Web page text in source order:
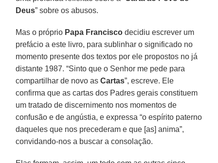
Deus” sobre os abusos.
Mas o próprio Papa Francisco decidiu escrever um
prefácio a este livro, para sublinhar o significado no
momento presente dos textos por ele propostos no já
distante 1987. “Sinto que o Senhor me pede para
compartilhar de novo asCartas”, escreve. Ele
confirma que as cartas dos Padres gerais constituem
um tratado de discernimento nos momentos de
confusão e de angústia, e expressa “o espírito paterno
daqueles que nos precederam e que [as] anima”,
convidando-nos a buscar a consolação.